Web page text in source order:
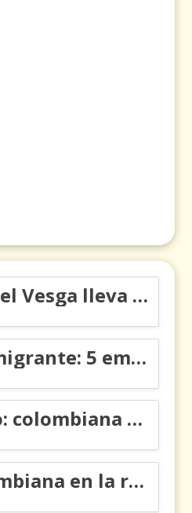
Carlos Manuel Vesga lleva el nombre de Colombia a los Emmy
Resiliencia migrante: 5 emociones y cómo gestionarlas
Tatiana Toro: colombiana que cambió la historia de las matemáticas
Ciencia colombiana en la revolución de los órganos en chips